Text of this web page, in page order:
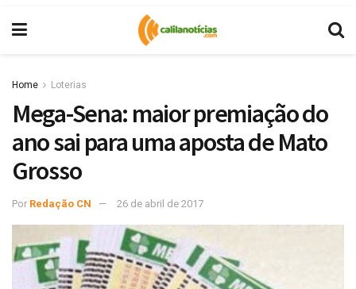
Home Loterias
Mega-Sena: maior premiação do
ano sai para uma aposta de Mato
Grosso
Por Redação CN 26 de abril de 2017